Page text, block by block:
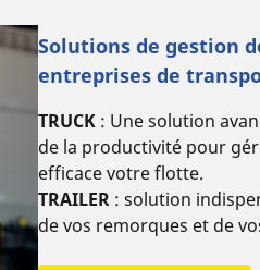
Solutions de gestion
entreprises de
TRUCK : Une solution
de la productivité pour
efficace votre flotte.
TRAILER : solution
de vos remorques et de